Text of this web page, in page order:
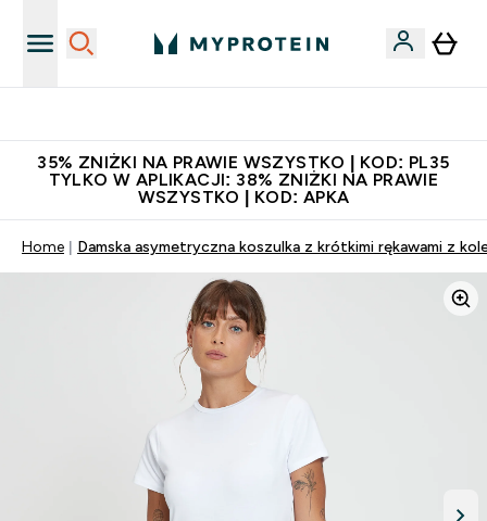
35% ZNIŻKI NA PRAWIE WSZYSTKO | KOD: PL35
TYLKO W APLIKACJI: 38% ZNIŻKI NA PRAWIE
WSZYSTKO | KOD: APKA
Home Damska asymetryczna koszulka z krótkimi rękawami z